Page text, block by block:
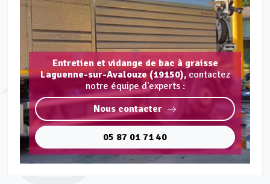
Entretien et vidange de bac à graisse
Laguenne-sur-Avalouze (19150), contactez
notre équipe d'experts :
Nous contacter
05 87 01 71 40